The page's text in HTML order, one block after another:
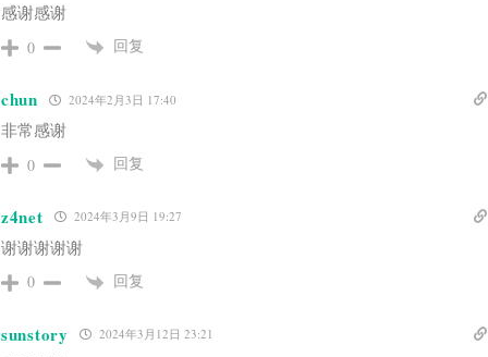
感谢感谢
0 回复
chun 2024年2月3日 17:40
非常感谢
0 回复
z4net 2024年3月9日 19:27
谢谢谢谢谢
0 回复
sunstory 2024年3月12日 23:21